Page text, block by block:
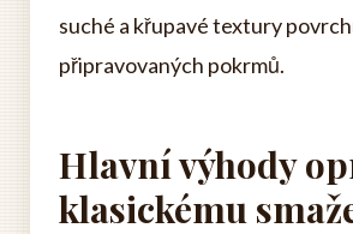
suché a křupavé textury
připravovaných pokrmů.
Hlavní výhody
klasickému